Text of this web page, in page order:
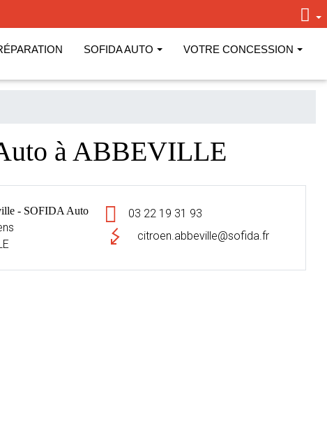
SOFIDA AUTO VOTRE CONCESSION
à ABBEVILLE
- SOFIDA Auto
03 22 19 31 93
citroen.abbeville@sofida.fr